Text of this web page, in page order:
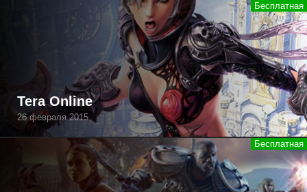
Tera Online
26 февраля 2015